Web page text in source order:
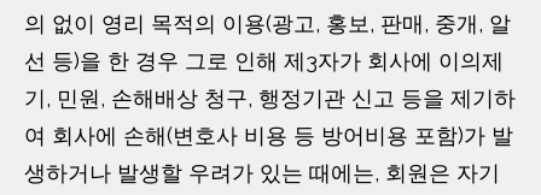
의 없이 영리 목적의 이용(광고, 홍보, 판매, 중개, 알
선 등)을 한 경우 그로 인해 제3자가 회사에 이의제
기, 민원, 손해배상 청구, 행정기관 신고 등을 제기하
여 회사에 손해(변호사 비용 등 방어비용 포함)가 발
생하거나 발생할 우려가 있는 때에는, 회원은 자기